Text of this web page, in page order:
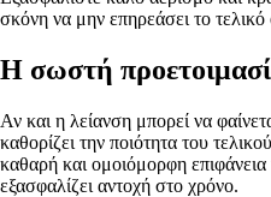
σκόνη να μην επηρεάσει το τελικό
Η σωστή
Αν και η λείανση μπορεί να
καθορίζει την ποιότητα του
καθαρή και ομοιόμορφη
εξασφαλίζει αντοχή στο χρόνο.